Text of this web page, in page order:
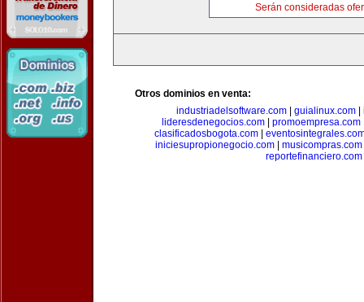
Serán consideradas
Otros dominios en venta:
industriadelsoftware.com| guialinux.com|
lideresdenegocios.com
promoempresa.com
clasificadosbogota.com
iniciesupropionegocio.com
musicompras.com
reportefinanciero.com